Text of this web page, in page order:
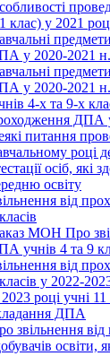
клас) у 2021
у 2020-2021
у 2020-2021
4-х та 9-х
ДПА
питання
році
осіб, які
освіту
від
МОН Про
учнів 4 та 9
від
у 2022-
році учні 11
ДПА
звільнення
освіти,